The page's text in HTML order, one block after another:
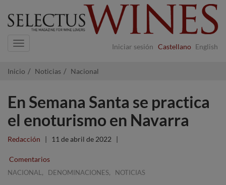
Iniciar sesión Castellano English
Navigation
Inicio Noticias Nacional
En Semana Santa se practica
el enoturismo en Navarra
Redacción | 11 de abril de 2022 |
Comentarios
NACIONAL , DENOMINACIONES, NOTICIAS